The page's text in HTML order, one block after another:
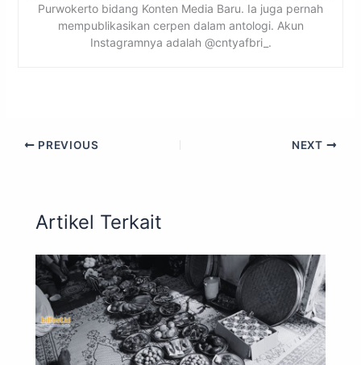
Purwokerto bidang Konten Media Baru. Ia juga pernah
mempublikasikan cerpen dalam antologi. Akun
Instagramnya adalah @cntyafbri_.
PREVIOUS NEXT
Artikel Terkait